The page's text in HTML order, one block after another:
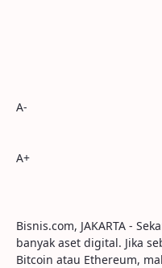
A-
A+
Bisnis.com, JAKARTA -
banyak aset digital. Jika
Bitcoin atau Ethereum,